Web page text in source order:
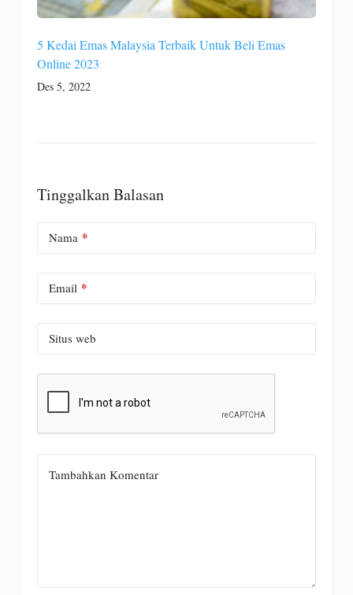
5 Kedai Emas Malaysia Terbaik Untuk Beli Emas
Online 2023
Des 5, 2022
Tinggalkan Balasan
Nama*
Email*
Situs web
Tambahkan Komentar